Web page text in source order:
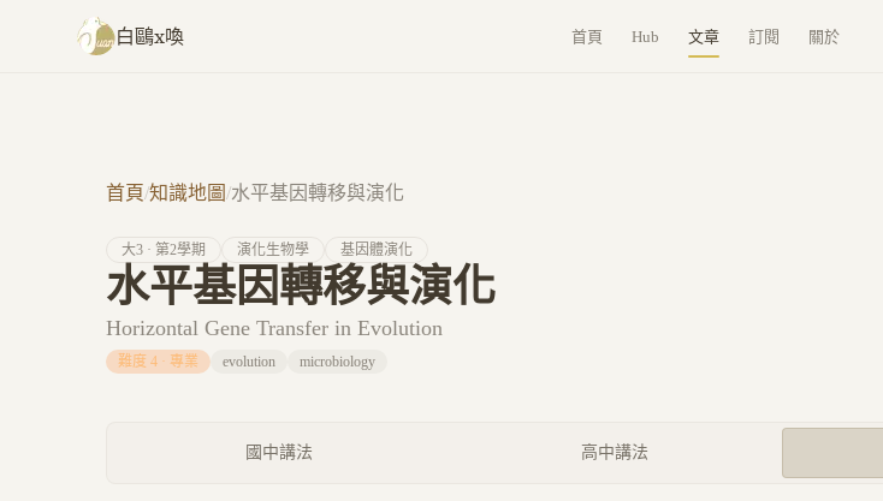
跳至主要內容
白鷗x喚 首頁 Hub 文章 訂閱 關於
首頁/知識地圖/水平基因轉移與演化
大3 · 第2學期 演化生物學 基因體演化
水平基因轉移與演化
Horizontal Gene Transfer in Evolution
難度 4 · 專業 evolution microbiology
國中講法 高中講法